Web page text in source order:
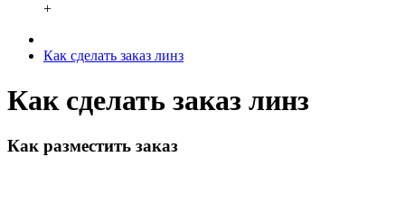
+
Как сделать заказ линз
Как сделать заказ линз
Как разместить заказ